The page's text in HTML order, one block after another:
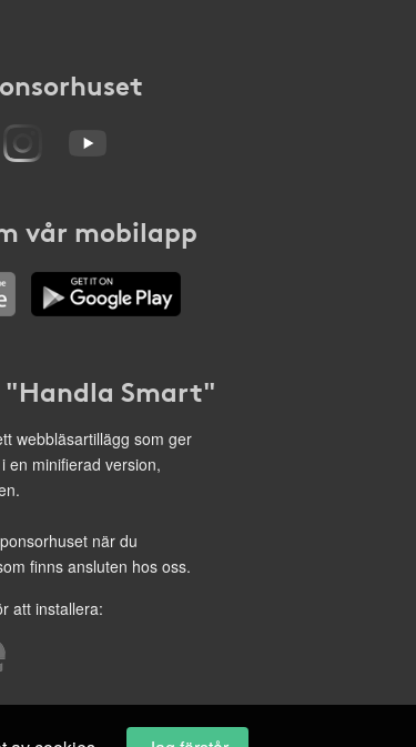
vår mobilapp
Smart"
webbläsartillägg som ger
en minifierad version,
när du
finns ansluten hos oss.
att installera: